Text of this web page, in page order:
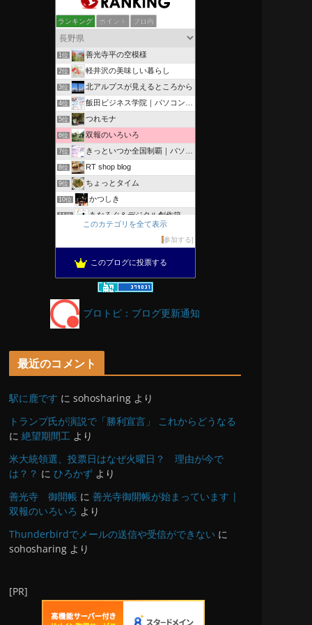
ランキング ポイント ブロ画
1位 善光寺平の空模様
2位 軽井沢の美味しい暮らし
3位 北アルプスが見えるところから
4位 飯田ビジネス学院｜パソコン、簿記、公共職業訓練と求職者支援
5位 つれモナ
6位 双報のいろいろ
7位 きっといつか全国制覇｜パソコン教室、簿記教室のスタッフブログ
8位 RT shop blog
9位 ちょっとタイム
10位 かつしき
11位 あなろぐ＆デジタル創作箱
軽井沢まったり生活 柴犬とともに
13位 がんばれ長野
OESセｴラ＆レイラ何気ない風景
15位 のんびりいこうよ！
このカテゴリを全て表示
参加する
このブログに投票する
ブロトピ：ブログ更新通知
最近のコメント
駅に鹿です に sohosharing より
トランプ氏が演説で「勝利宣言」 これからどうなる
に 絶望期間工 より
米大統領選、投票日はなぜ火曜日？ 理由が今で
は？？ に ひろかず より
善光寺 御開帳 に 善光寺御開帳が始まっています |
双報のいろいろ より
Thunderbirdでメールの送信や受信ができない に
sohosharing より
[PR]